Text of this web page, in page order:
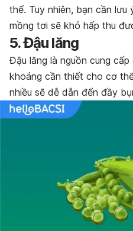
thể. Tuy nhiên, bạn cần lưu
mồng tơi sẽ khó hấp thu
5. Đậu lăng
Đậu lăng là nguồn cung
khoáng cần thiết cho cơ
nhiều sẽ dễ dẫn đến đầy